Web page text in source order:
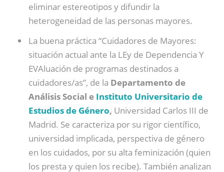
eliminar estereotipos y difundir la
heterogeneidad de las personas mayores.
La buena práctica “Cuidadores de Mayores:
situación actual ante la LEy de Dependencia Y
EVAluación de programas destinados a
cuidadores/as”, de la Departamento de
Análisis Social e Instituto Universitario de
Estudios de Género, Universidad Carlos III de
Madrid. Se caracteriza por su rigor científico,
universidad implicada, perspectiva de género
en los cuidados, por su alta feminización (quien
los presta y quien los recibe). También analizan